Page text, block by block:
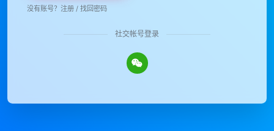
没有账号？ 注册 / 找回密码
社交帐号登录